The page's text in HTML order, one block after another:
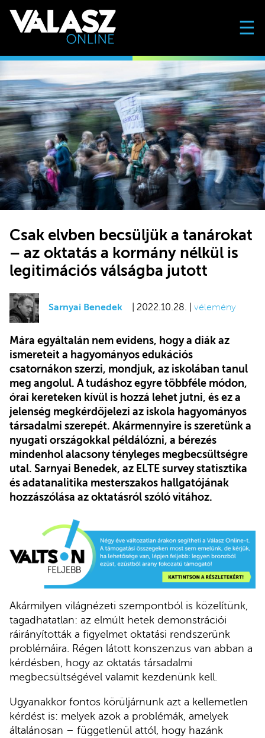
☰
Csak elvben becsüljük a tanárokat
– az oktatás a kormány nélkül is
legitimációs válságba jutott
Sarnyai Benedek | 2022.10.28. | vélemény
Mára egyáltalán nem evidens, hogy a diák az
ismereteit a hagyományos edukációs
csatornákon szerzi, mondjuk, az iskolában tanul
meg angolul. A tudáshoz egyre többféle módon,
órai kereteken kívül is hozzá lehet jutni, és ez a
jelenség megkérdőjelezi az iskola hagyományos
társadalmi szerepét. Akármennyire is szeretünk a
nyugati országokkal példálózni, a bérezés
mindenhol alacsony tényleges megbecsültségre
utal. Sarnyai Benedek, az ELTE survey statisztika
és adatanalitika mesterszakos hallgatójának
hozzászólása az oktatásról szóló vitához.
Akármilyen világnézeti szempontból is közelítünk,
tagadhatatlan: az elmúlt hetek demonstrációi
ráirányították a figyelmet oktatási rendszerünk
problémáira. Régen látott konszenzus van abban a
kérdésben, hogy az oktatás társadalmi
megbecsültségével valamit kezdenünk kell.
Ugyanakkor fontos körüljárnunk azt a kellemetlen
kérdést is: melyek azok a problémák, amelyek
általánosan – függetlenül attól, hogy hazánk